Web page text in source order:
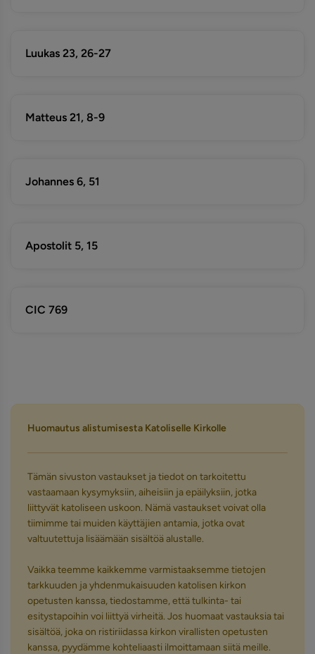
Luukas 23, 26-27
Matteus 21, 8-9
Johannes 6, 51
Apostolit 5, 15
CIC 769
Huomautus alistumisesta Katoliselle Kirkolle
Tämän sivuston vastaukset ja tiedot on tarkoitettu
vastaamaan kysymyksiin, aiheisiin ja epäilyksiin, jotka
liittyvät katoliseen uskoon. Nämä vastaukset voivat olla
tiimimme tai muiden käyttäjien antamia, jotka ovat
valtuutettuja lisäämään sisältöä alustalle.
Vaikka teemme kaikkemme varmistaaksemme tietojen
tarkkuuden ja yhdenmukaisuuden katolisen kirkon
opetusten kanssa, tiedostamme, että tulkinta- tai
esitystapoihin voi liittyä virheitä. Jos huomaat vastauksia tai
sisältöä, joka on ristiriidassa kirkon virallisten opetusten
kanssa, pyydämme kohteliaasti ilmoittamaan siitä meille.